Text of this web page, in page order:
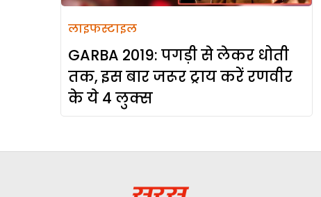
लाइफस्टाइल
GARBA 2019: पगड़ी से लेकर धोती
तक, इस बार जरूर ट्राय करें रणवीर
के ये 4 लुक्स